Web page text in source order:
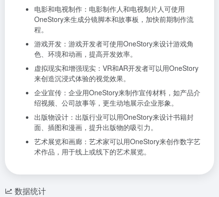
电影和电视制作：电影制作人和电视制片人可使用
OneStory来生成分镜脚本和故事板，加快前期制作流
程。
游戏开发：游戏开发者可使用OneStory来设计游戏角
色、环境和动画，提高开发效率。
虚拟现实和增强现实：VR和AR开发者可以用OneStory
来创造沉浸式体验的视觉效果。
企业宣传：企业用OneStory来制作宣传材料，如产品介
绍视频、公司故事等，更生动地展示企业形象。
出版物设计：出版行业可以用OneStory来设计书籍封
面、插图和漫画，提升出版物的吸引力。
艺术展览和画廊：艺术家可以用OneStory来创作数字艺
术作品，用于线上或线下的艺术展览。
数据统计